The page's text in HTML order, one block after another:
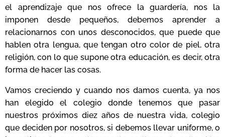
el aprendizaje que nos ofrece la guardería, nos la
imponen desde pequeños, debemos aprender a
relacionarnos con unos desconocidos, que puede que
hablen otra lengua, que tengan otro color de piel, otra
religión, con lo que supone otra educación, es decir, otra
forma de hacer las cosas.
Vamos creciendo y cuando nos damos cuenta, ya nos
han elegido el colegio donde tenemos que pasar
nuestros próximos diez años de nuestra vida, colegio
que deciden por nosotros, si debemos llevar uniforme, o